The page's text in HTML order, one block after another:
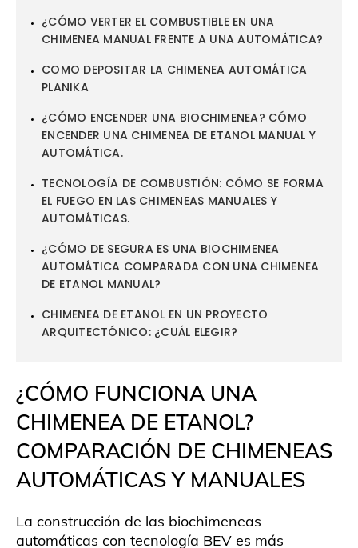
¿CÓMO VERTER EL COMBUSTIBLE EN UNA
CHIMENEA MANUAL FRENTE A UNA AUTOMÁTICA?
COMO DEPOSITAR LA CHIMENEA AUTOMÁTICA
PLANIKA
¿CÓMO ENCENDER UNA BIOCHIMENEA? CÓMO
ENCENDER UNA CHIMENEA DE ETANOL MANUAL Y
AUTOMÁTICA.
TECNOLOGÍA DE COMBUSTIÓN: CÓMO SE FORMA
EL FUEGO EN LAS CHIMENEAS MANUALES Y
AUTOMÁTICAS.
¿CÓMO DE SEGURA ES UNA BIOCHIMENEA
AUTOMÁTICA COMPARADA CON UNA CHIMENEA
DE ETANOL MANUAL?
CHIMENEA DE ETANOL EN UN PROYECTO
ARQUITECTÓNICO: ¿CUÁL ELEGIR?
¿CÓMO FUNCIONA UNA
CHIMENEA DE ETANOL?
COMPARACIÓN DE CHIMENEAS
AUTOMÁTICAS Y MANUALES
La construcción de las biochimeneas
automáticas con tecnología BEV es más